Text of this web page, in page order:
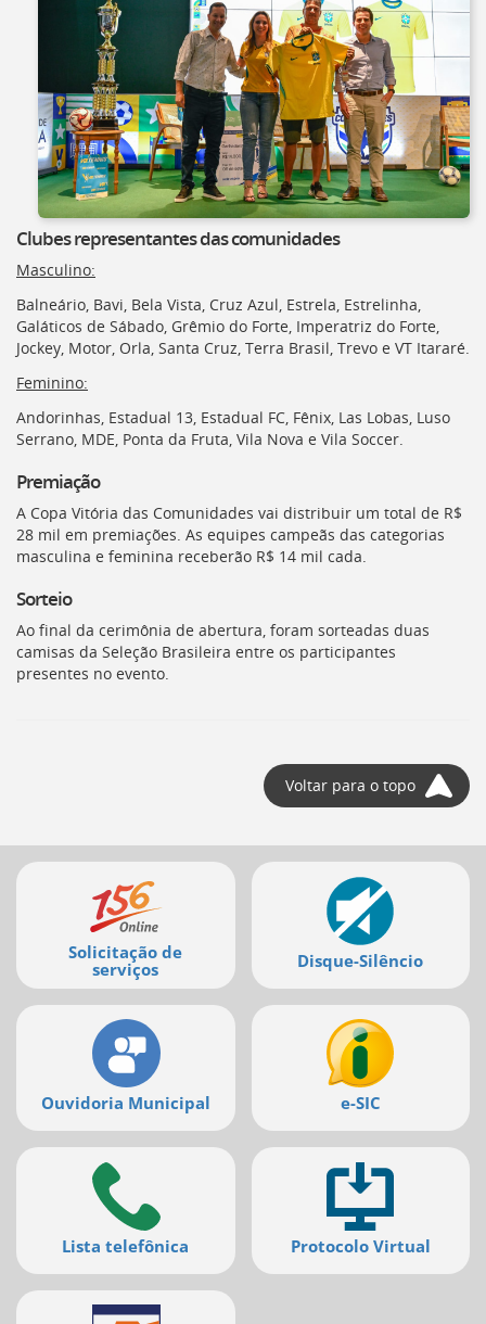
Clubes representantes das comunidades
Masculino:
Balneário, Bavi, Bela Vista, Cruz Azul, Estrela, Estrelinha,
Galáticos de Sábado, Grêmio do Forte, Imperatriz do Forte,
Jockey, Motor, Orla, Santa Cruz, Terra Brasil, Trevo e VT Itararé.
Feminino:
Andorinhas, Estadual 13, Estadual FC, Fênix, Las Lobas, Luso
Serrano, MDE, Ponta da Fruta, Vila Nova e Vila Soccer.
Premiação
A Copa Vitória das Comunidades vai distribuir um total de R$
28 mil em premiações. As equipes campeãs das categorias
masculina e feminina receberão R$ 14 mil cada.
Sorteio
Ao final da cerimônia de abertura, foram sorteadas duas
camisas da Seleção Brasileira entre os participantes
presentes no evento.
Voltar para o topo
Mais
serviços
Solicitação de
serviços
Disque-Silêncio
Ouvidoria Municipal e-SIC
Lista telefônica Protocolo Virtual